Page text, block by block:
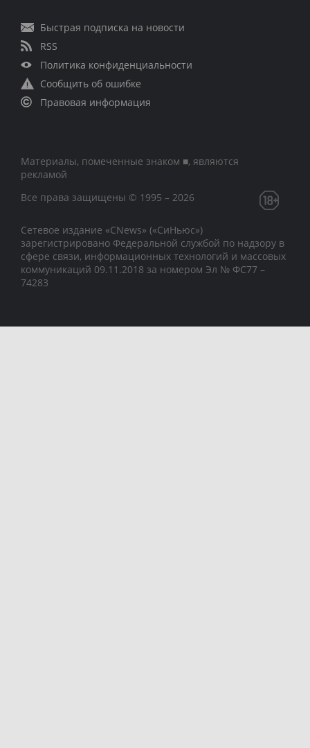
Быстрая подписка на новости
RSS
Политика конфиденциальности
Сообщить об ошибке
Правовая информация
Материалы, помеченные знаком ■, являются
рекламой
Все права защищены © 1995 – 2026
Сетевое издание «CNews» («СиНьюс»)
зарегистрировано Федеральной службой по надзору в
сфере связи, информационных технологий и массовых
коммуникаций 09.11.2018 за номером Эл № ФС77 –
74283